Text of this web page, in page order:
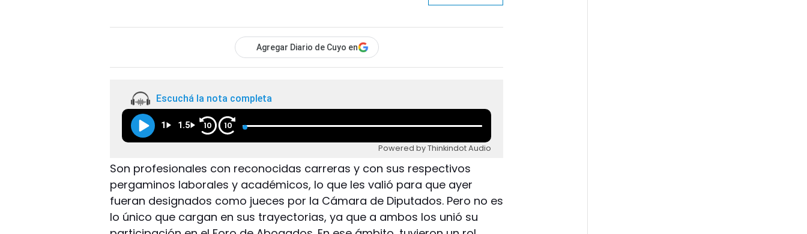
Agregar Diario de Cuyo en
Escuchá la nota completa
1 1.5 10 10
Powered by Thinkindot Audio
Son profesionales con reconocidas carreras y con sus respectivos
pergaminos laborales y académicos, lo que les valió para que ayer
fueran designados como jueces por la Cámara de Diputados. Pero no es
lo único que cargan en sus trayectorias, ya que a ambos los unió su